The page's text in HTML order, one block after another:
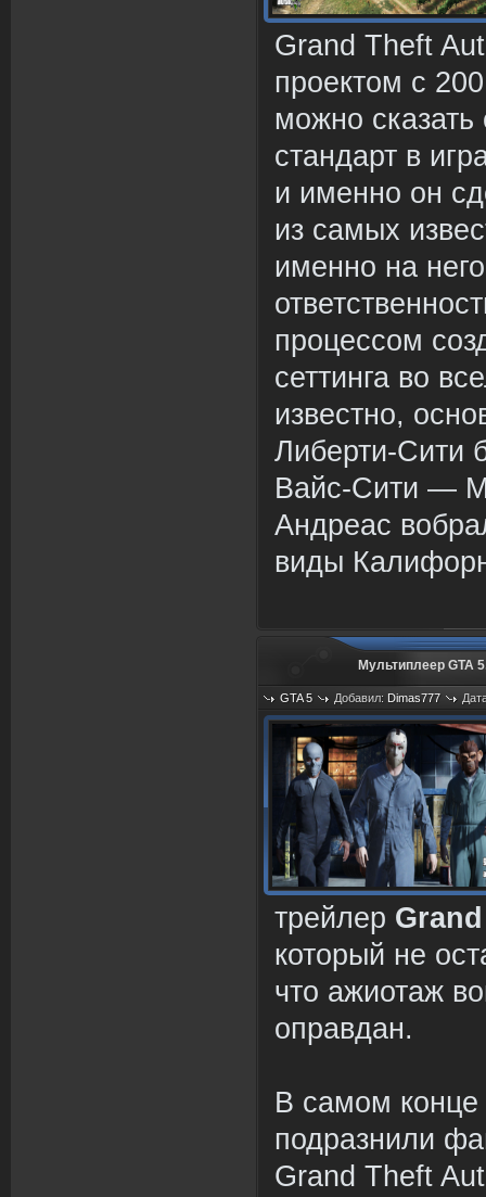
Grand Theft
проектом с
можно
стандарт в
и именно он
из самых
именно на
процессом
сеттинга во
известно,
Либерти-Сити
Вайс-Сити —
Андреас
виды
Мультиплеер GTA
GTA 5 Добавил: Dimas777
трейлер
который не
что ажиотаж
оправдан.
В самом конце
подразнили
Grand Theft